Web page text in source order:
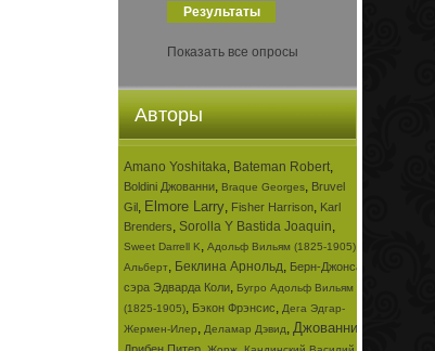
Показать все опросы
Авторы
Amano Yoshitaka, Bateman Robert,
Boldini Джованни, Braque Georges, Bruvel
Gil, Elmore Larry, Fisher Harrison, Karl
Brenders, Sorolla Y Bastida Joaquin,
Sweet Darrell K, Адольф Вильям (1825-1905)
Альберт, Беклина Арнольд, Берн-Джонса
сэра Эдварда Коли, Бугро Адольф Вильям
(1825-1905), Бэкон Фрэнсис, Дега Эдгар-
Жермен-Илер, Деламар Дэвид, Джованни